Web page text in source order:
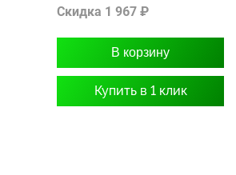
Скидка 1 967 ₽
В корзину
Купить в 1 клик